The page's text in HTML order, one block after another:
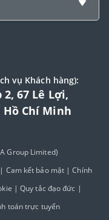
vụ Khách hàng):
67 Lê Lợi,
Hồ Chí Minh
Group Limited)
| Cam kết bảo mật |Chính
|Quy tắc đạo đức |
toán trực tuyến